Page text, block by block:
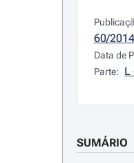
60/
Data de
Parte: L
SUMÁRIO